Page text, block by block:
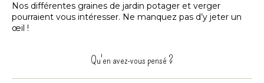
Nos différentes graines de jardin potager et verger
pourraient vous intéresser. Ne manquez pas d’y jeter un
œil !
Qu'en avez-vous pensé ?